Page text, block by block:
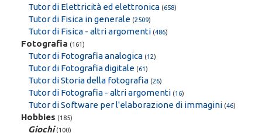
Tutor di Elettricità ed elettronica (658)
Tutor di Fisica in generale (2509)
Tutor di Fisica - altri argomenti (486)
Fotografia (161)
Tutor di Fotografia analogica (12)
Tutor di Fotografia digitale (61)
Tutor di Storia della fotografia (26)
Tutor di Fotografia - altri argomenti (16)
Tutor di Software per l'elaborazione di immagini (46)
Hobbies (185)
Giochi (100)